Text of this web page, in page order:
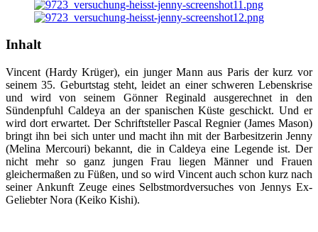
Inhalt
Vincent (Hardy Krüger), ein junger Mann aus Paris der kurz vor
seinem 35. Geburtstag steht, leidet an einer schweren Lebenskrise
und wird von seinem Gönner Reginald ausgerechnet in den
Sündenpfuhl Caldeya an der spanischen Küste geschickt. Und er
wird dort erwartet. Der Schriftsteller Pascal Regnier (James Mason)
bringt ihn bei sich unter und macht ihn mit der Barbesitzerin Jenny
(Melina Mercouri) bekannt, die in Caldeya eine Legende ist. Der
nicht mehr so ganz jungen Frau liegen Männer und Frauen
gleichermaßen zu Füßen, und so wird Vincent auch schon kurz nach
seiner Ankunft Zeuge eines Selbstmordversuches von Jennys Ex-
Geliebter Nora (Keiko Kishi).